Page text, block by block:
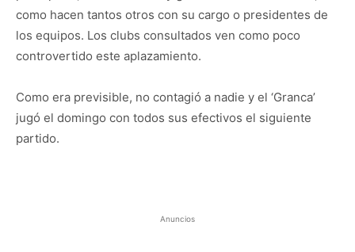
como hacen tantos otros con su cargo o presidentes de
los equipos. Los clubs consultados ven como poco
controvertido este aplazamiento.
Como era previsible, no contagió a nadie y el ‘Granca’
jugó el domingo con todos sus efectivos el siguiente
partido.
Anuncios